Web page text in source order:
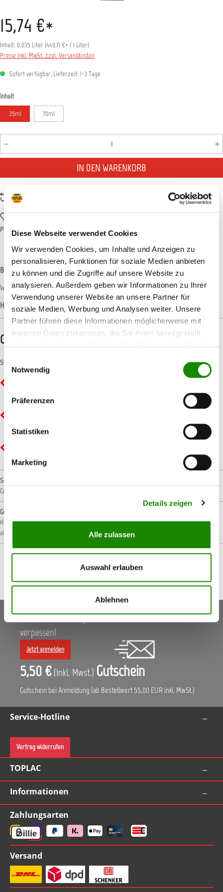
Diese Webseite verwendet Cookies
Wir verwenden Cookies, um Inhalte und Anzeigen zu
personalisieren, Funktionen für soziale Medien anbieten
zu können und die Zugriffe auf unsere Website zu
analysieren. Außerdem geben wir Informationen zu Ihrer
Verwendung unserer Website an unsere Partner für
soziale Medien, Werbung und Analysen weiter. Unsere
Partner führen diese Informationen möglicherweise mit
weiteren Daten zusammen, die Sie ihnen bereitgestellt
Einwilligungsauswahl
Notwendig
Präferenzen
Statistiken
Marketing
Details zeigen
Alle zulassen
Auswahl erlauben
Ablehnen
15,74 €*
Inhalt: 0.035 Liter (449,71 €* / 1 Liter)
Preise inkl. MwSt. zzgl. Versandkosten
Sofort verfügbar, Lieferzeit: 1-3 Tage
Inhaltauswählen
35ml 70ml
Produkt Anzahl: Gib den gewünschten Wert ein oder
IN DEN WARENKORB
Zum Vergleich hinzufügen
Produktnummer: 11ALLL129
Beschreibung
Wasserbasis Mischlack für AllorA Spot-Repair-SystemMehr
Hersteller-Informationen
CLP-/REACH-Hinweise
Symbole
Signalwort
Gefahr!
Gefahrenhinweise
H226: Flüssigkeit und Dampf entzündbar.H315: Verursacht Hautreizungen.H317: Kann
allergische Hautreaktionen verursachen.H318: Verursacht schwere Augenschäden.
Keine Aktionen, Angebote & Informationen mehr
verpassen!
Jetzt anmelden
5,50 € (Inkl. Mwst.) Gutschein
Gutschein bei Anmeldung (ab Bestellwert 55,00 EUR inkl. MwSt.)
Service-Hotline
Vertrag widerrufen
TOPLAC
Informationen
Zahlungsarten
Versand